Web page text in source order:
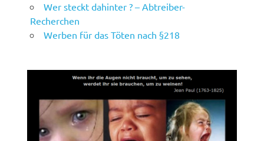
Wer steckt dahinter ? – Abtreiber-
Recherchen
Werben für das Töten nach §218